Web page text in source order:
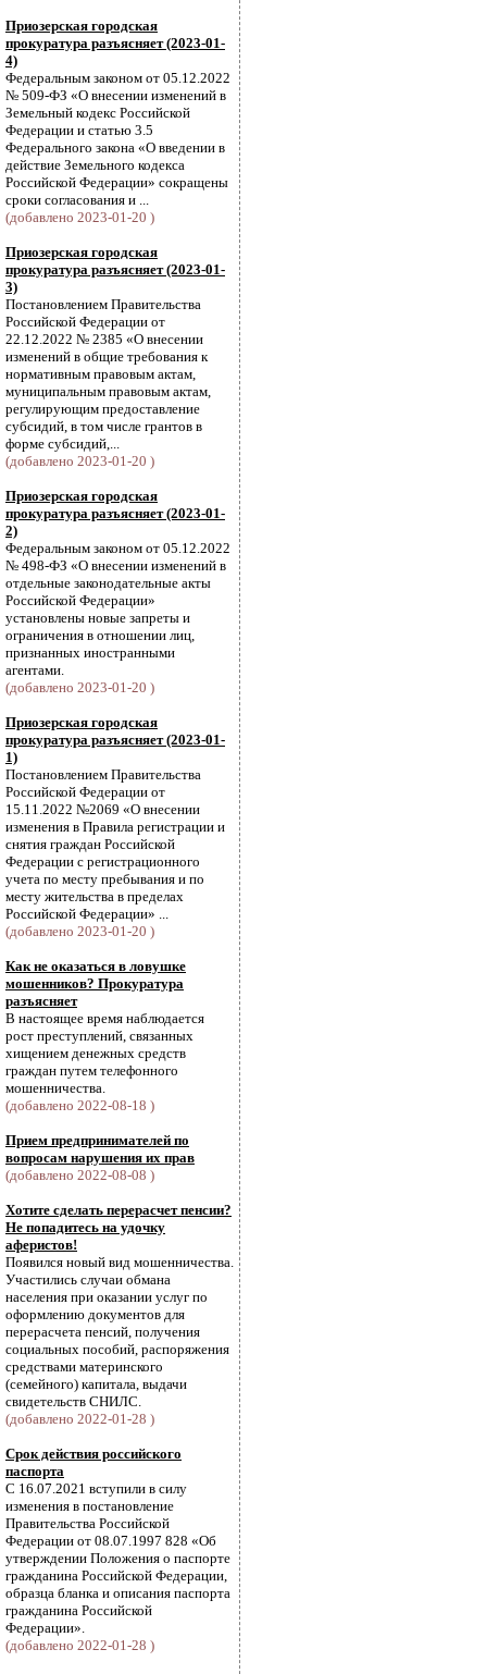
Приозерская городская
прокуратура разъясняет (2023-01-
4)
Федеральным законом от 05.12.2022
№ 509-ФЗ «О внесении изменений в
Земельный кодекс Российской
Федерации и статью 3.5
Федерального закона «О введении в
действие Земельного кодекса
Российской Федерации» сокращены
сроки согласования и ...
(добавлено 2023-01-20 )
Приозерская городская
прокуратура разъясняет (2023-01-
3)
Постановлением Правительства
Российской Федерации от
22.12.2022 № 2385 «О внесении
изменений в общие требования к
нормативным правовым актам,
муниципальным правовым актам,
регулирующим предоставление
субсидий, в том числе грантов в
форме субсидий,...
(добавлено 2023-01-20 )
Приозерская городская
прокуратура разъясняет (2023-01-
2)
Федеральным законом от 05.12.2022
№ 498-ФЗ «О внесении изменений в
отдельные законодательные акты
Российской Федерации»
установлены новые запреты и
ограничения в отношении лиц,
признанных иностранными
агентами.
(добавлено 2023-01-20 )
Приозерская городская
прокуратура разъясняет (2023-01-
1)
Постановлением Правительства
Российской Федерации от
15.11.2022 №2069 «О внесении
изменения в Правила регистрации и
снятия граждан Российской
Федерации с регистрационного
учета по месту пребывания и по
месту жительства в пределах
Российской Федерации» ...
(добавлено 2023-01-20 )
Как не оказаться в ловушке
мошенников? Прокуратура
разъясняет
В настоящее время наблюдается
рост преступлений, связанных
хищением денежных средств
граждан путем телефонного
мошенничества.
(добавлено 2022-08-18 )
Прием предпринимателей по
вопросам нарушения их прав
(добавлено 2022-08-08 )
Хотите сделать перерасчет пенсии?
Не попадитесь на удочку
аферистов!
Появился новый вид мошенничества.
Участились случаи обмана
населения при оказании услуг по
оформлению документов для
перерасчета пенсий, получения
социальных пособий, распоряжения
средствами материнского
(семейного) капитала, выдачи
свидетельств СНИЛС.
(добавлено 2022-01-28 )
Срок действия российского
паспорта
С 16.07.2021 вступили в силу
изменения в постановление
Правительства Российской
Федерации от 08.07.1997 828 «Об
утверждении Положения о паспорте
гражданина Российской Федерации,
образца бланка и описания паспорта
гражданина Российской
Федерации».
(добавлено 2022-01-28 )